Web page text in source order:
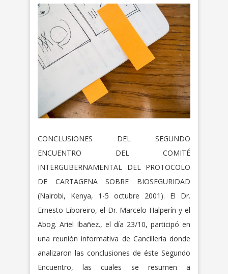
CONCLUSIONES DEL SEGUNDO
ENCUENTRO DEL COMITÉ
INTERGUBERNAMENTAL DEL PROTOCOLO
DE CARTAGENA SOBRE BIOSEGURIDAD
(Nairobi, Kenya, 1-5 octubre 2001). El Dr.
Ernesto Liboreiro, el Dr. Marcelo Halperín y el
Abog. Ariel Ibañez., el día 23/10, participó en
una reunión informativa de Cancillería donde
analizaron las conclusiones de éste Segundo
Encuentro, las cuales se resumen a